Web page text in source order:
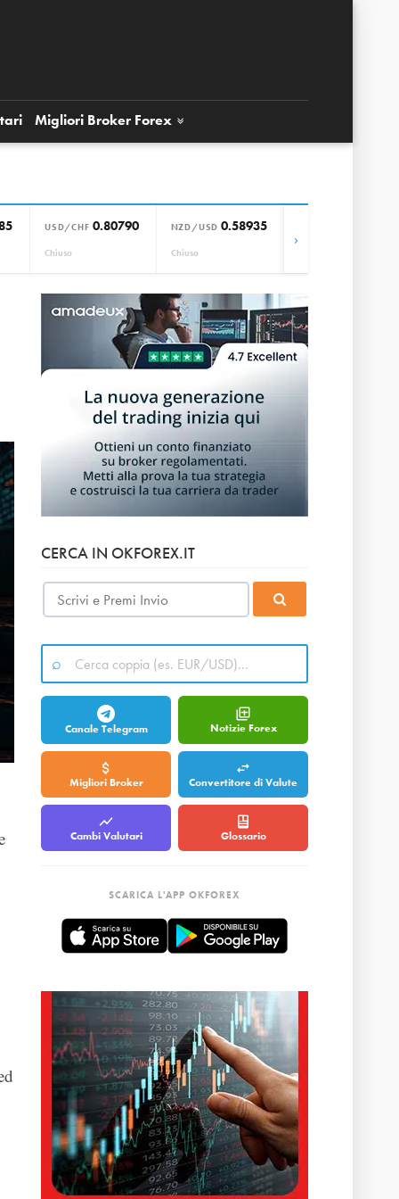
Migliori Broker Forex
USD/CHF 0.80790
Chiuso
NZD/USD 0.58935
Chiuso
›
CERCA IN OKFOREX.IT
Canale Telegram Notizie Forex
Migliori Broker Convertitore di Valute
Cambi Valutari Glossario
SCARICA L'APP OKFOREX